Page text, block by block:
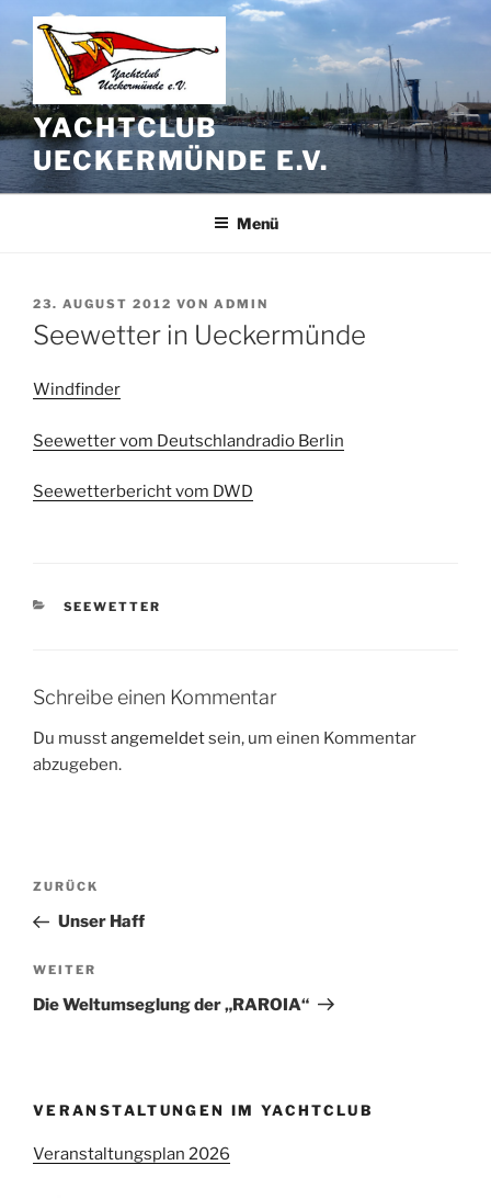
Zum
Inhalt
springen
YACHTCLUB
UECKERMÜNDE E.V.
Menü
VERÖFFENTLICHT
AM
23. AUGUST 2012 VON ADMIN
Seewetter in Ueckermünde
Windfinder
Seewetter vom Deutschlandradio Berlin
Seewetterbericht vom DWD
KATEGORIEN
SEEWETTER
Schreibe einen Kommentar
Du musstangemeldetsein, um einen Kommentar
abzugeben.
Beitragsnavigation
Vorheriger
Beitrag
ZURÜCK
Unser Haff
Nächster
Beitrag
WEITER
Die Weltumseglung der „RAROIA“
VERANSTALTUNGEN IM YACHTCLUB
Veranstaltungsplan 2026